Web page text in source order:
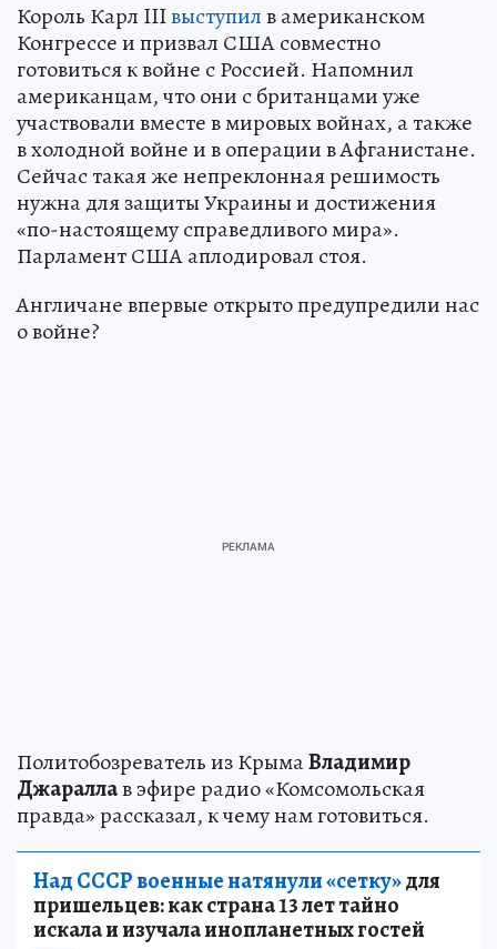
Король Карл IIIвыступилв американском
Конгрессе и призвал США совместно
готовиться к войне с Россией. Напомнил
американцам, что они с британцами уже
участвовали вместе в мировых войнах, а также
в холодной войне и в операции в Афганистане.
Сейчас такая же непреклонная решимость
нужна для защиты Украины и достижения
«по-настоящему справедливого мира».
Парламент США аплодировал стоя.
Англичане впервые открыто предупредили нас
о войне?
Политобозреватель из КрымаВладимир
Джараллав эфире радио «Комсомольская
правда» рассказал, к чему нам готовиться.
Над СССР военные натянули «сетку»для
пришельцев: как страна 13 лет тайно
искала и изучала инопланетных гостей